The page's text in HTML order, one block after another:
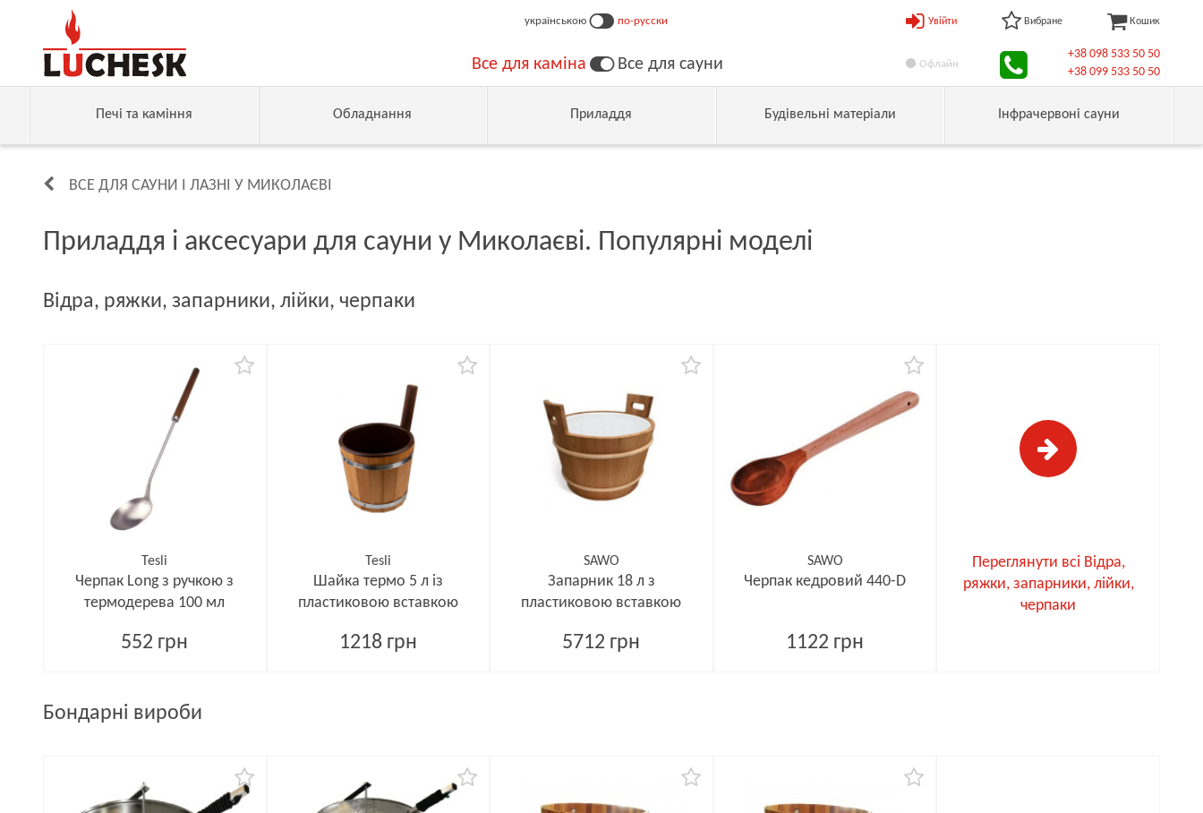
українською по-русски
Все для каміна Все для сауни
Увійти Вибране Кошик
Офлайн
+38 098 533 50 50
+38 099 533 50 50
Печі та каміння Обладнання Приладдя Будівельні матеріали Інфрачервоні сауни
ВСЕ ДЛЯ САУНИ І ЛАЗНІ У МИКОЛАЄВІ
Приладдя і аксесуари для сауни у Миколаєві. Популярні моделі
Відра, ряжки, запарники, лійки, черпаки
Tesli
Черпак Long з ручкою з
термодерева 100 мл
552 грн
Tesli
Шайка термо 5 л із
пластиковою вставкою
1218 грн
SAWO
Запарник 18 л з
пластиковою вставкою
5712 грн
SAWO
Черпак кедровий 440-D
1122 грн
Переглянути всі Відра,
ряжки, запарники, лійки,
черпаки
Бондарні вироби